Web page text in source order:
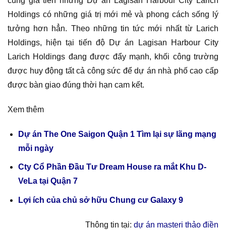
Holdings có những giá trị mới mẻ và phong cách sống lý
tưởng hơn hẳn. Theo những tin tức mới nhất từ Larich
Holdings, hiện tại tiến độ Dự án Lagisan Harbour City
Larich Holdings đang được đẩy mạnh, khối công trường
được huy động tất cả công sức để dự án nhà phố cao cấp
được bàn giao đúng thời hạn cam kết.
Xem thêm
Dự án The One Saigon Quận 1 Tìm lại sự lãng mạng
mỗi ngày
Cty Cổ Phần Đầu Tư Dream House ra mắt Khu D-
VeLa tại Quận 7
Lợi ích của chủ sở hữu Chung cư Galaxy 9
Thông tin tại: dự án masteri thảo điền